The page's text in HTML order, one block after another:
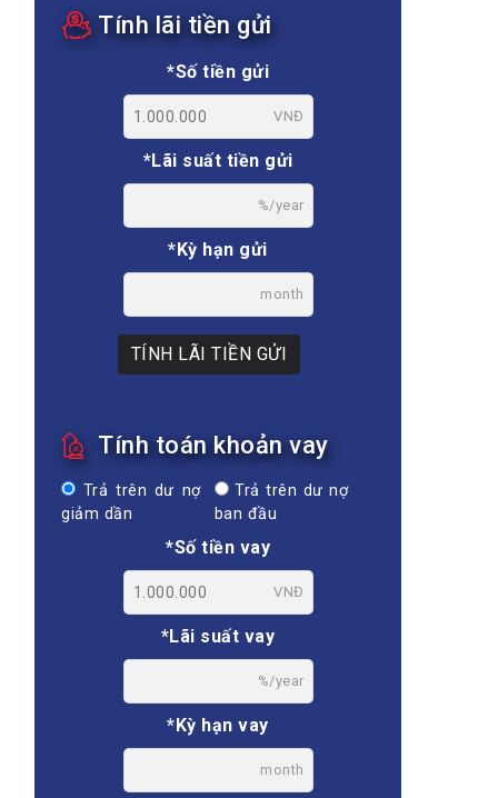
Video
E-magazines
Photos
Tính lãi tiền gửi
*Số tiền gửi
VNĐ
*Lãi suất tiền gửi
%/year
*Kỳ hạn gửi
month
TÍNH LÃI TIỀN GỬI
Tính toán khoản vay
Trả trên dư nợ
giảm dần
Trả trên dư nợ
ban đầu
*Số tiền vay
VNĐ
*Lãi suất vay
%/year
*Kỳ hạn vay
month